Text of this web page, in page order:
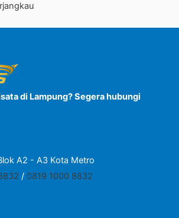
di Lampung? Segera hubungi
A2 - A3 Kota Metro
/ 0819 1000 8832